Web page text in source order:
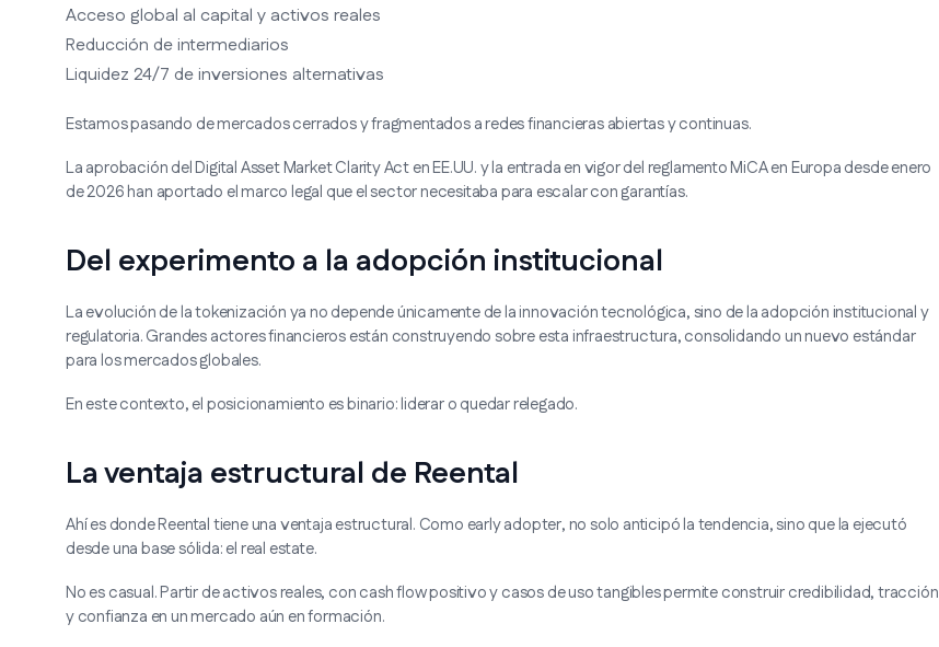
Acceso global al capital y activos reales
Reducción de intermediarios
Liquidez 24/7 de inversiones alternativas
Estamos pasando de mercados cerrados y fragmentados a redes financieras abiertas y continuas.
La aprobación del Digital Asset Market Clarity Act en EE.UU. y la entrada en vigor del reglamento MiCA en Europa desde enero
de 2026 han aportado el marco legal que el sector necesitaba para escalar con garantías.
Del experimento a la adopción institucional
La evolución de la tokenización ya no depende únicamente de la innovación tecnológica, sino de la adopción institucional y
regulatoria. Grandes actores financieros están construyendo sobre esta infraestructura, consolidando un nuevo estándar
para los mercados globales.
En este contexto, el posicionamiento es binario: liderar o quedar relegado.
La ventaja estructural de Reental
Ahí es donde Reental tiene una ventaja estructural. Como early adopter, no solo anticipó la tendencia, sino que la ejecutó
desde una base sólida: el real estate.
No es casual. Partir de activos reales, con cash flow positivo y casos de uso tangibles permite construir credibilidad, tracción
y confianza en un mercado aún en formación.